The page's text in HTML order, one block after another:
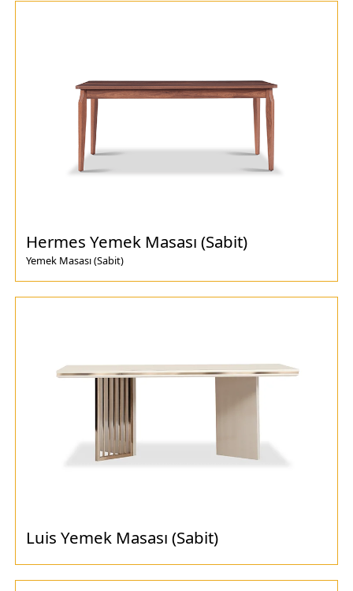
Hermes Yemek Masası (Sabit)
Yemek Masası (Sabit)
Luis Yemek Masası (Sabit)